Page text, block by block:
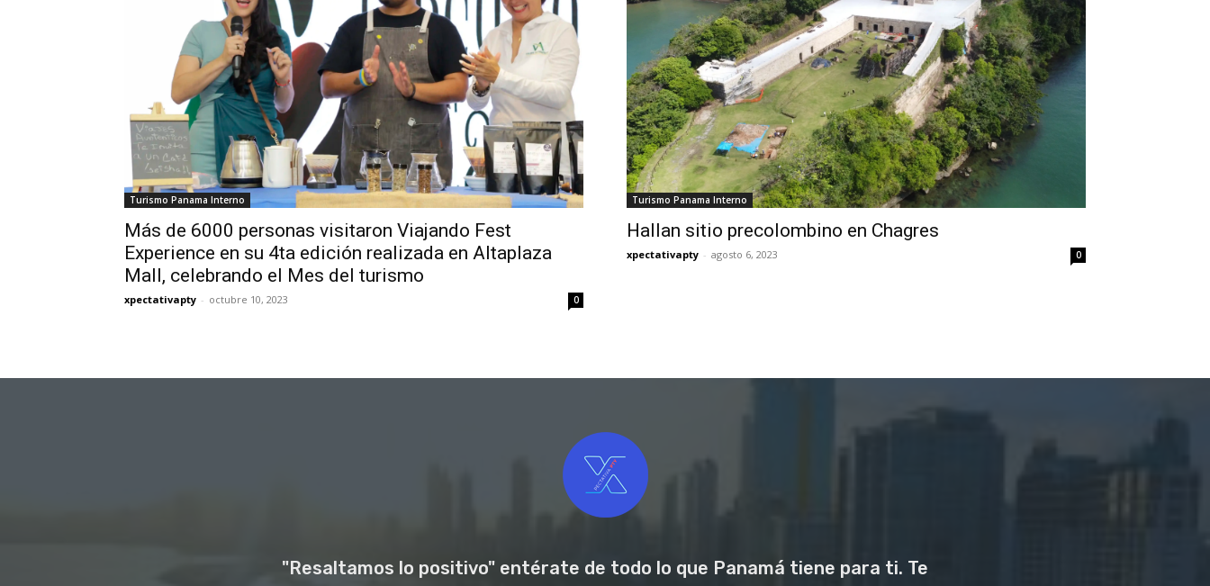
Turismo Panama Interno
Más de 6000 personas visitaron Viajando Fest
Experience en su 4ta edición realizada en Altaplaza
Mall, celebrando el Mes del turismo
xpectativapty - octubre 10, 2023 0
Turismo Panama Interno
Hallan sitio precolombino en Chagres
xpectativapty - agosto 6, 2023 0
"Resaltamos lo positivo" entérate de todo lo que Panamá tiene para ti. Te